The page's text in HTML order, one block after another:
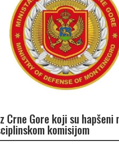
Crne Gore koji su hapšeni
komisijom